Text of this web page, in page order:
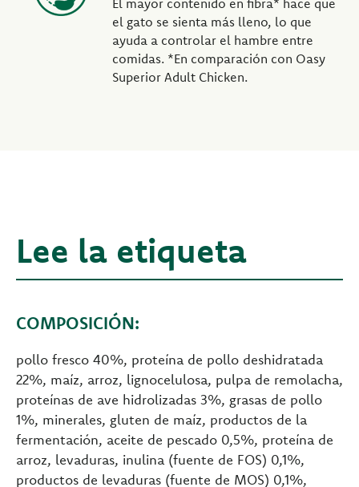
El mayor contenido en fibra* hace que
el gato se sienta más lleno, lo que
ayuda a controlar el hambre entre
comidas. *En comparación con Oasy
Superior Adult Chicken.
Lee la etiqueta
COMPOSICIÓN:
pollo fresco 40%, proteína de pollo deshidratada
22%, maíz, arroz, lignocelulosa, pulpa de remolacha,
proteínas de ave hidrolizadas 3%, grasas de pollo
1%, minerales, gluten de maíz, productos de la
fermentación, aceite de pescado 0,5%, proteína de
arroz, levaduras, inulina (fuente de FOS) 0,1%,
productos de levaduras (fuente de MOS) 0,1%,